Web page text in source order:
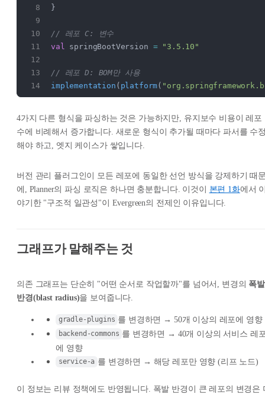
}
// 레포 C: 변수
val springBootVersion = "3.5.10"
// 레포 D: BOM만 사용
implementation ( platform(
4가지 다른 형식을 파싱하는 것은 가능하지만, 유지보수 비용이 레포
수에 비례해서 증가합니다. 새로운 형식이 추가될 때마다 파서를 수
해야 하고, 엣지 케이스가 쌓입니다.
버전 관리 플러그인이 모든 레포에 동일한 선언 방식을 강제하기 때
에, Planner의 파싱 로직은 하나면 충분합니다. 이것이 본편 1화에서
야기한 "구조적 일관성"이 Evergreen의 전제인 이유입니다.
그래프가 말해주는 것
의존 그래프는 단순히 "어떤 순서로 작업할까"를 넘어서, 변경의 폭발
반경(blast radius)을 보여줍니다.
gradle-plugins 를 변경하면 → 50개 이상의 레포에 영향
backend-commons 를 변경하면 → 40개 이상의 서비스 레
에 영향
service-a 를 변경하면 → 해당 레포만 영향 (리프 노드)
이 정보는 리뷰 정책에도 반영됩니다. 폭발 반경이 큰 레포의 변경은